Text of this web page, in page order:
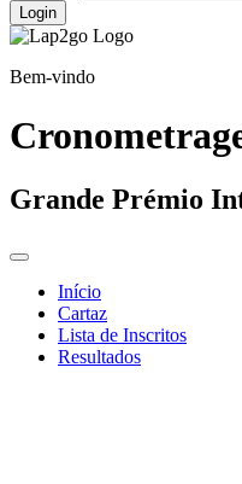
Login
Bem-vindo
Grande Prémio
Início
Cartaz
Lista de Inscritos
Resultados